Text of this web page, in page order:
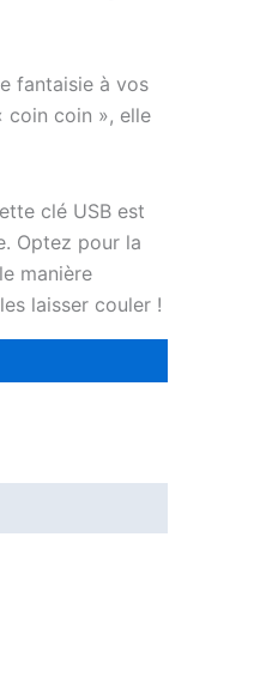
fantaisie à vos
coin coin », elle
clé USB est
Optez pour la
manière
laisser couler !